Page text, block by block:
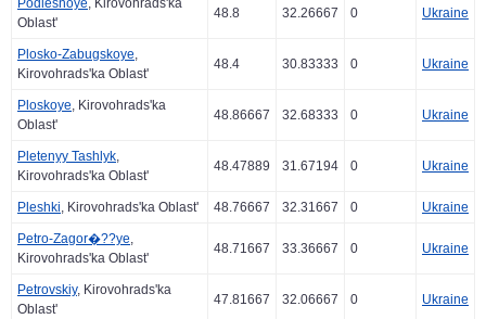
Podlesnoye, Kirovohrads'ka
Oblast'
48.8 32.26667 0 Ukraine
Plosko-Zabugskoye,
Kirovohrads'ka Oblast'
48.4 30.83333 0 Ukraine
Ploskoye, Kirovohrads'ka
Oblast'
48.86667 32.68333 0 Ukraine
Pletenyy Tashlyk,
Kirovohrads'ka Oblast'
48.47889 31.67194 0 Ukraine
Pleshki, Kirovohrads'ka Oblast' 48.76667 32.31667 0 Ukraine
Petro-Zagor�??ye,
Kirovohrads'ka Oblast'
48.71667 33.36667 0 Ukraine
Petrovskiy, Kirovohrads'ka
Oblast'
47.81667 32.06667 0 Ukraine